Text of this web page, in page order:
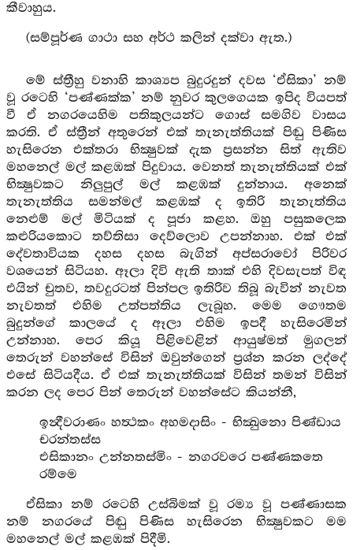
කීවාහුය.
(සම්පූර්ණ ගාථා සහ අර්ථ කලින් දක්වා ඇත.)
මේ ස්ත්‍රීහු වනාහි කාශ්‍යප බුදුරදුන් දවස ‘ඒසිකා’ නම්
වූ රටෙහි ‘පණ්ණක්ක’ නම් නුවර කුලගෙයක ඉපිද වියපත්
වී ඒ නගරයෙහිම පතිකුලයන්ට ගොස් සමගිව වාසය
කරති. ඒ ස්ත්‍රීන් අතුරෙන් එක් තැනැත්තියක් පිඬු පිණිස
හැසිරෙන එක්තරා භික්‍ෂුවක් දැක ප්‍රසන්න සිත් ඇතිව
මහනෙල් මල් කළඹක් පිදුවාය. වෙනත් තැනැත්තියක් එක්
භික්‍ෂුවකට නිලුපුල් මල් කළඹක් දුන්නාය. අනෙක්
තැනැත්තිය සමන්මල් කළඹක් ද ඉතිරි තැනැත්තිය
නෙළුම් මල් මිටියක් ද පූජා කළහ. ඔහු පසුකලෙක
කළුරියකොට තව්තිසා දෙව්ලොව උපන්නාහ. එක් එක්
දේවතාවියක දහස දහස බැගින් අප්සරාවෝ පිරිවර
වශයෙන් සිටියහ. ඈලා දිවි ඇති තාක් එහි දිවසැපත් විඳ
එයින් චුතව, තවදුරටත් පින්පල ඉතිරිව තිබූ බැවින් නැවත
නැවතත් එහිම උත්පත්තිය ලැබූහ. මෙම ගෞතම
බුදුන්ගේ කාලයේ ද ඈලා එහිම ඉපදී හැසිරෙමින්
උන්නාහ. පෙර කියූ පිළිවෙළින් ආයුෂ්මත් මුගලන්
තෙරුන් වහන්සේ විසින් ඔවුන්ගෙන් ප්‍රශ්න කරන ලද්දේ
එසේ සිටියදීය. ඒ එක් තැනැත්තියක් විසින් තමන් විසින්
කරන ලද පෙර පින් තෙරුන් වහන්සේට කියන්නී,
ඉන්‍දීවරාණං හත්‍ථකං අහමදාසිං - භික්‍ඛුනො පිණ්ඩාය
චරන්තස්ස
එසිකානං උන්නතස්මිං - නගරවරෙ පණ්ණකතෙ
රම්මෙ
ඒසිකා නම් රටෙහි උස්බිමක් වූ රම්‍ය වූ පණ්ණාසක
නම් නගරයේ පිඬු පිණිස හැසිරෙන භික්‍ෂුවකට මම
මහනෙල් මල් කළඹක් පිදීමි.